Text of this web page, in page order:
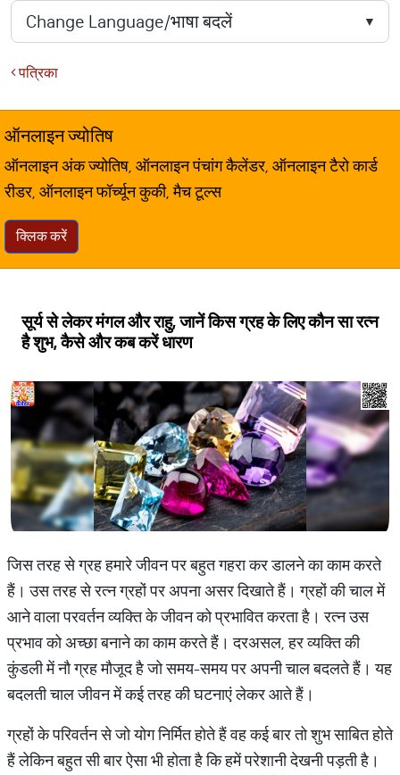
पत्रिका
ऑनलाइन ज्योतिष
ऑनलाइन अंक ज्योतिष, ऑनलाइन पंचांग कैलेंडर, ऑनलाइन टैरो कार्ड
रीडर, ऑनलाइन फॉर्च्यून कुकी, मैच टूल्स
क्लिक करें
सूर्य से लेकर मंगल और राहु, जानें किस ग्रह के लिए कौन सा रत्न
है शुभ, कैसे और कब करें धारण
जिस तरह से ग्रह हमारे जीवन पर बहुत गहरा कर डालने का काम करते
हैं। उस तरह से रत्न ग्रहों पर अपना असर दिखाते हैं। ग्रहों की चाल में
आने वाला परवर्तन व्यक्ति के जीवन को प्रभावित करता है। रत्न उस
प्रभाव को अच्छा बनाने का काम करते हैं। दरअसल, हर व्यक्ति की
कुंडली में नौ ग्रह मौजूद है जो समय-समय पर अपनी चाल बदलते हैं। यह
बदलती चाल जीवन में कई तरह की घटनाएं लेकर आते हैं।
ग्रहों के परिवर्तन से जो योग निर्मित होते हैं वह कई बार तो शुभ साबित होते
हैं लेकिन बहुत सी बार ऐसा भी होता है कि हमें परेशानी देखनी पड़ती है।